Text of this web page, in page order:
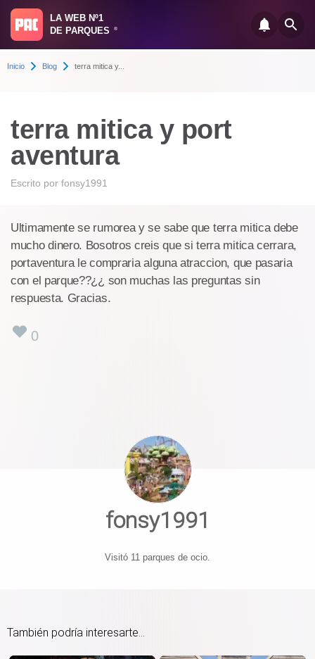
LA WEB Nº1
DE PARQUES
®
Inicio Blog terra mitica y...
terra mitica y port
aventura
Escrito por fonsy1991
Ultimamente se rumorea y se sabe que terra mitica debe
mucho dinero. Bosotros creis que si terra mitica cerrara,
portaventura le compraria alguna atraccion, que pasaria
con el parque??¿¿ son muchas las preguntas sin
respuesta. Gracias.
0
fonsy1991
Visitó 11 parques de ocio.
También podría interesarte...